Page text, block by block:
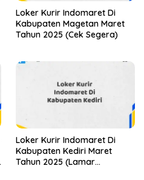
Loker Kurir Indomaret Di
Kabupaten Magetan Maret
Tahun 2025 (Cek Segera)
Loker Kurir Indomaret Di
Kabupaten Kediri Maret
Tahun 2025 (Lamar